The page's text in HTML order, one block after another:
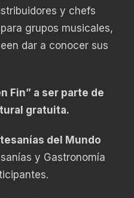
y chefs
grupos musicales,
dar a conocer sus
Fin” a ser parte de
gratuita.
del Mundo
y Gastronomía